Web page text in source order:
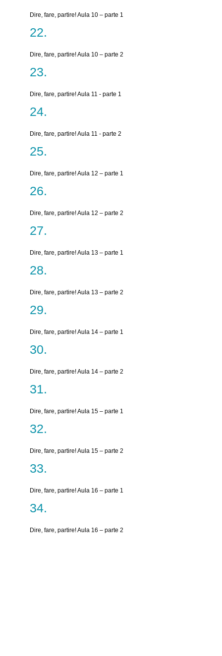
Dire, fare, partire! Aula 10 – parte 1
Dire, fare, partire! Aula 10 – parte 2
Dire, fare, partire! Aula 11 - parte 1
Dire, fare, partire! Aula 11 - parte 2
Dire, fare, partire! Aula 12 – parte 1
Dire, fare, partire! Aula 12 – parte 2
Dire, fare, partire! Aula 13 – parte 1
Dire, fare, partire! Aula 13 – parte 2
Dire, fare, partire! Aula 14 – parte 1
Dire, fare, partire! Aula 14 – parte 2
Dire, fare, partire! Aula 15 – parte 1
Dire, fare, partire! Aula 15 – parte 2
Dire, fare, partire! Aula 16 – parte 1
Dire, fare, partire! Aula 16 – parte 2